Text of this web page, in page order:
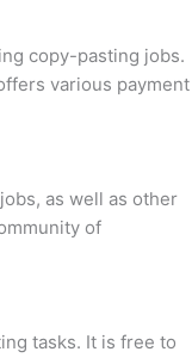
copy-pasting jobs.
various payment
as well as other
of
tasks. It is free to